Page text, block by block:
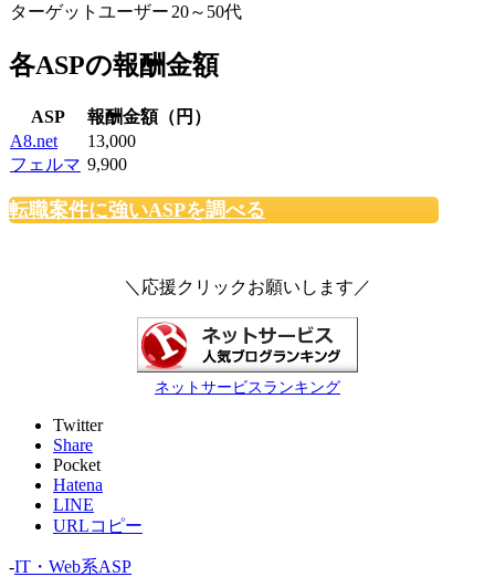
ターゲットユーザー 20～50代
各ASPの報酬金額
ASP
報酬金額（円）
A8.net
13,000
フェルマ 9,900
転職案件に強いASPを調べる
＼応援クリックお願いします／
ネットサービスランキング
Twitter
Share
Pocket
Hatena
LINE
URLコピー
-IT・Web系ASP